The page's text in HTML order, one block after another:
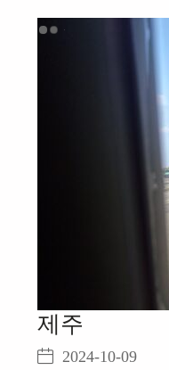
제주
2024-10-09